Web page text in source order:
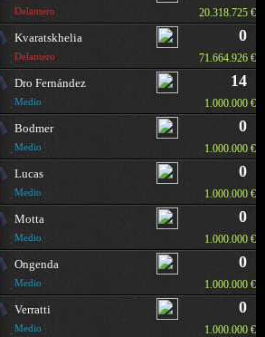
Delantero 20.318.725 €
Kvaratskhelia
Delantero
0
71.664.926 €
Dro Fernández
Medio
14
1.000.000 €
Bodmer
Medio
0
1.000.000 €
Lucas
Medio
0
1.000.000 €
Motta
Medio
0
1.000.000 €
Ongenda
Medio
0
1.000.000 €
Verratti
Medio
0
1.000.000 €